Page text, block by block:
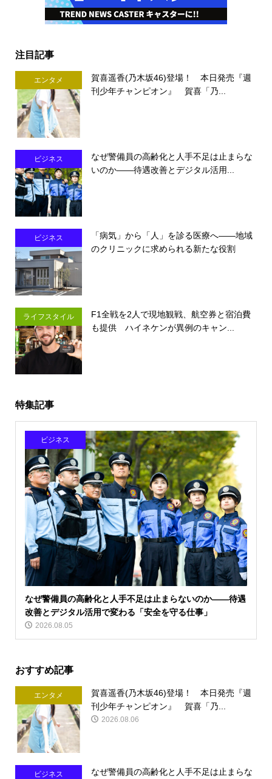
注目記事
エンタメ
賀喜遥香(乃木坂46)登場！ 本日発売『週
刊少年チャンピオン』 賀喜「乃...
ビジネス
なぜ警備員の高齢化と人手不足は止まらな
いのか――待遇改善とデジタル活用...
ビジネス
「病気」から「人」を診る医療へ――地域
のクリニックに求められる新たな役割
ライフスタイル
F1全戦を2人で現地観戦、航空券と宿泊費
も提供 ハイネケンが異例のキャン...
特集記事
ビジネス
なぜ警備員の高齢化と人手不足は止まらないのか――待遇
改善とデジタル活用で変わる「安全を守る仕事」
2026.08.05
おすすめ記事
エンタメ
賀喜遥香(乃木坂46)登場！ 本日発売『週
刊少年チャンピオン』 賀喜「乃...
2026.08.06
ビジネス
なぜ警備員の高齢化と人手不足は止まらな